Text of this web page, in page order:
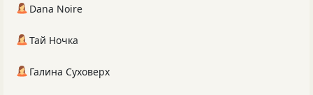
Dana Noire
Тай Ночка
Галина Суховерх